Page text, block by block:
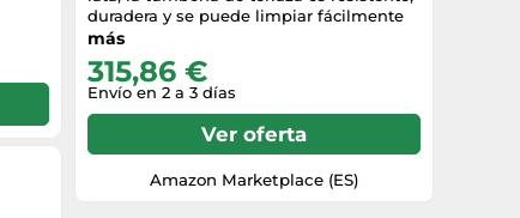
duradera y se puede limpiar fácilmente
con un paño húmedo. Funciones
equipada con un techo para protegerse
del sol y se puede utilizar incluso en días
ventosos gracias a las paredes laterales.
Diseño extensible: gracias a los taburetes
extensibles, la tumbona proporciona la
máxima comodidad. Respaldo ajustable:
más
315,86 €
Envío en 2 a 3 días
Ver oferta
Amazon Marketplace (ES)